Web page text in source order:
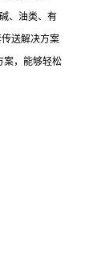
、油类、有
送解决方案
案，能够轻松